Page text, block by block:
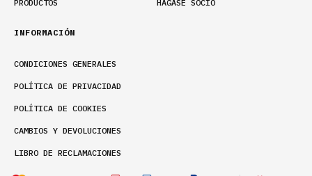
PRODUCTOS HÁGASE SOCIO
INFORMACIÓN
CONDICIONES GENERALES
POLÍTICA DE PRIVACIDAD
POLÍTICA DE COOKIES
CAMBIOS Y DEVOLUCIONES
LIBRO DE RECLAMACIONES